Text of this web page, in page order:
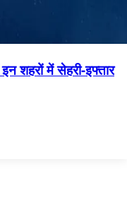
शहरों में सेहरी-इफ्तार